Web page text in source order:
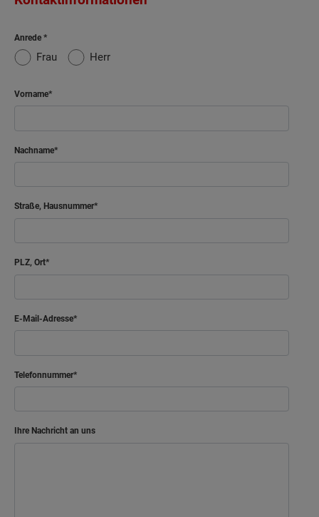
Anrede
Frau Herr
Vorname
Nachname
Straße, Hausnummer
PLZ, Ort
E-Mail-Adresse
Telefonnummer
Ihre Nachricht an uns